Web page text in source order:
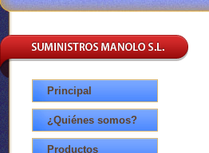
Principal
¿Quiénes somos?
Productos